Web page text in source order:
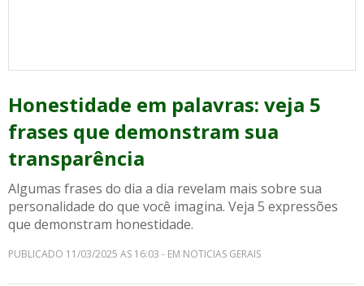
Honestidade em palavras: veja 5
frases que demonstram sua
transparência
Algumas frases do dia a dia revelam mais sobre sua
personalidade do que você imagina. Veja 5 expressões
que demonstram honestidade.
PUBLICADO 11/03/2025 AS 16:03 - EM NOTICIAS GERAIS